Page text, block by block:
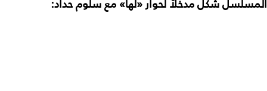
المسلسل شكل مدخلاً لحوار «لها» مع سلوم حداد: